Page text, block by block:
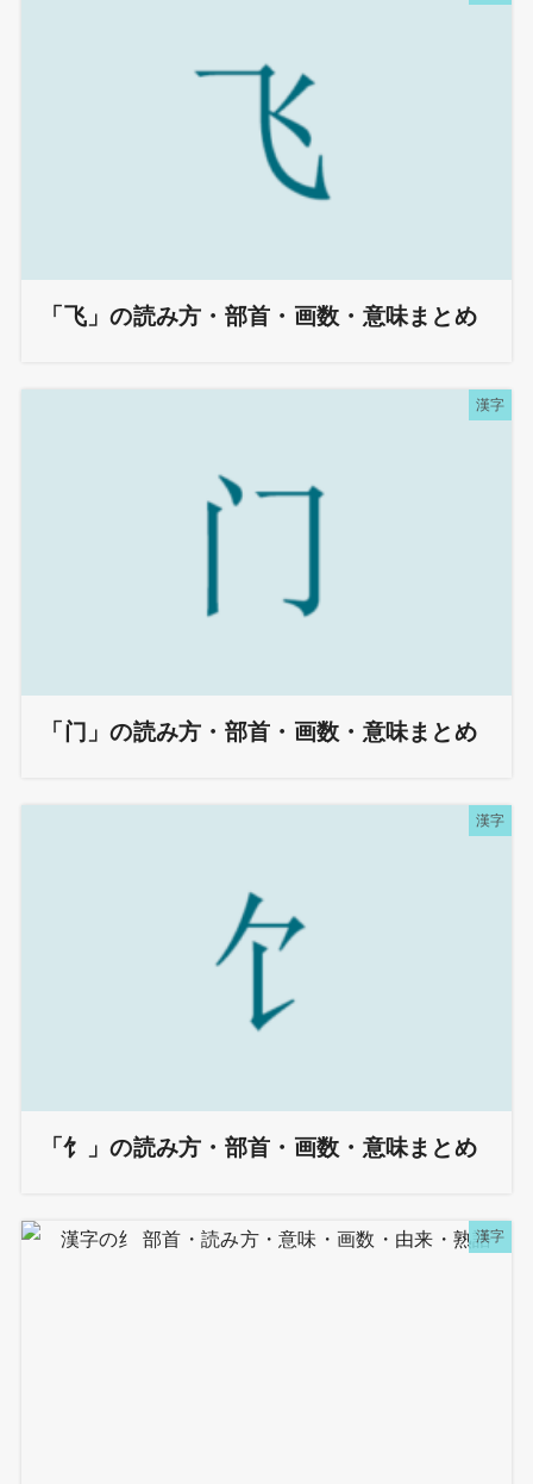
「飞」の読み方・部首・画数・意味まとめ
漢字
「门」の読み方・部首・画数・意味まとめ
漢字
「饣」の読み方・部首・画数・意味まとめ
漢字